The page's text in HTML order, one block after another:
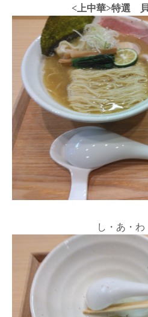
<上中華>特選
し・あ・わ